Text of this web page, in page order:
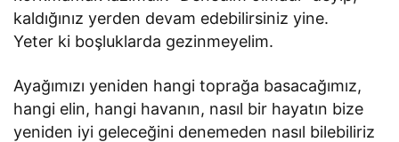
kaldığınız yerden devam edebilirsiniz yine.
Yeter ki boşluklarda gezinmeyelim.
Ayağımızı yeniden hangi toprağa basacağımız,
hangi elin, hangi havanın, nasıl bir hayatın bize
yeniden iyi geleceğini denemeden nasıl bilebiliriz